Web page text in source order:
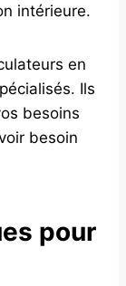
intérieure.
en
Ils
besoins
besoin
pour